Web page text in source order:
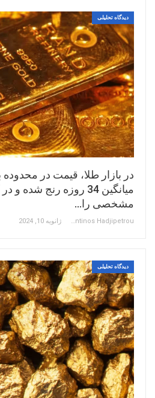
دیدگاه تحلیلی
میانگین 34 روزه رنج
مشخصی را…
Constantinos Hadjipetrou ژانویه 10, 2024
دیدگاه تحلیلی